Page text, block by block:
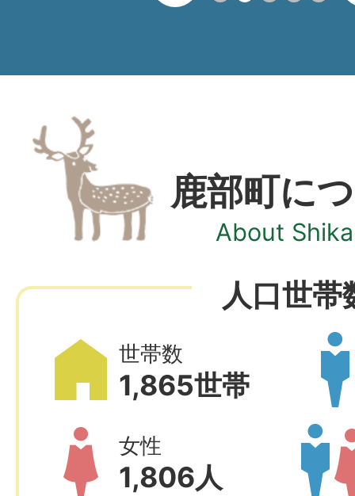
鹿部町に
About
人口世帯
世帯数
1,865世帯
女性
1,806人